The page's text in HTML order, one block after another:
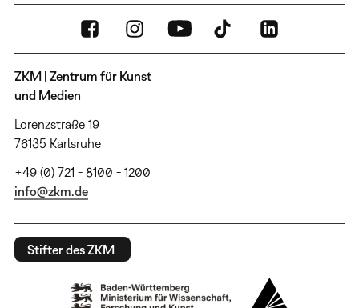
ZKM | Zentrum für Kunst
und Medien
Lorenzstraße 19
76135 Karlsruhe
+49 (0) 721 - 8100 - 1200
info@zkm.de
Stifter des ZKM